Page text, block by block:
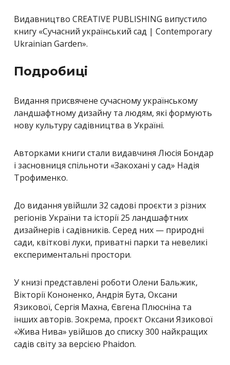
Видавництво CREATIVE PUBLISHING випустило
книгу «Сучасний український сад | Contemporary
Ukrainian Garden».
Подробиці
Видання присвячене сучасному українському
ландшафтному дизайну та людям, які формують
нову культуру садівництва в Україні.
Авторками книги стали видавчиня Люсія Бондар
і засновниця спільноти «Закохані у сад» Надія
Трофименко.
До видання увійшли 32 садові проєкти з різних
регіонів України та історії 25 ландшафтних
дизайнерів і садівників. Серед них — природні
сади, квіткові луки, приватні парки та невеликі
експериментальні простори.
У книзі представлені роботи Олени Бальжик,
Вікторії Кононенко, Андрія Бута, Оксани
Язикової, Сергія Махна, Євгена Плюсніна та
інших авторів. Зокрема, проєкт Оксани Язикової
«Жива Нива» увійшов до списку 300 найкращих
садів світу за версією Phaidon.